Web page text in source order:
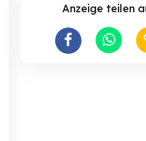
Anzeige teilen